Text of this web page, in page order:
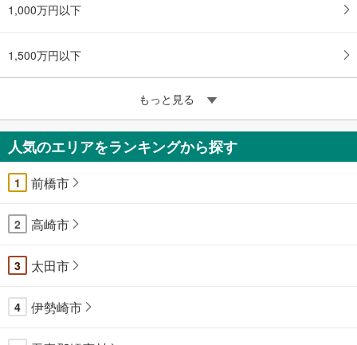
1,000万円以下
1,500万円以下
もっと見る
人気のエリアをランキングから探す
1 前橋市
2 高崎市
3 太田市
4 伊勢崎市